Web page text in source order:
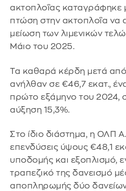
ακτοπλοΐας καταγράφηκε
πτώση στην ακτοπλοΐα να
μείωση των λιμενικών
Μάιο του 2025.
Τα καθαρά κέρδη μετά
ανήλθαν σε €46,7 εκατ.,
πρώτο εξάμηνο του 2024,
αύξηση 15,3%.
Στο ίδιο διάστημα, η ΟΛΠ
επενδύσεις ύψους €48,1
υποδομής και εξοπλισμό,
τραπεζικό της δανεισμό
αποπληρωμής δύο